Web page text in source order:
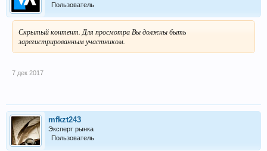
Пользователь
Скрытый контент. Для просмотра Вы должны быть
зарегистрированным участником.
7 дек 2017
mfkzt243
Эксперт рынка
Пользователь